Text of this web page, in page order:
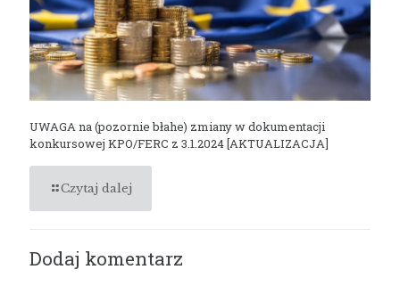
UWAGA na (pozornie błahe) zmiany w dokumentacji
konkursowej KPO/FERC z 3.1.2024 [AKTUALIZACJA]
Czytaj dalej
Dodaj komentarz